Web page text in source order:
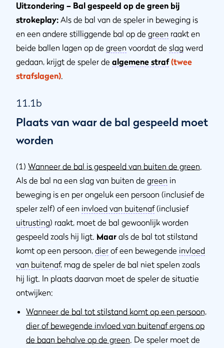
Uitzondering – Bal gespeeld op de green bij
strokeplay: Als de bal van de speler in beweging is
en een andere stilliggende bal op de green raakt en
beide ballen lagen op de green voordat de slag werd
gedaan, krijgt de speler de algemene straf (twee
strafslagen).
11.1b
Plaats van waar de bal gespeeld moet
worden
(1) Wanneer de bal is gespeeld van buiten de green.
Als de bal na een slag van buiten de green in
beweging is en per ongeluk een persoon (inclusief de
speler zelf) of een invloed van buitenaf(inclusief
uitrusting) raakt, moet de bal gewoonlijk worden
gespeeld zoals hij ligt. Maar als de bal tot stilstand
komt op een persoon, dier of een bewegende invloed
van buitenaf, mag de speler de bal niet spelen zoals
hij ligt. In plaats daarvan moet de speler de situatie
ontwijken:
Wanneer de bal tot stilstand komt op een persoon,
dier of bewegende invloed van buitenaf ergens op
de baan behalve op de green. De speler moet de